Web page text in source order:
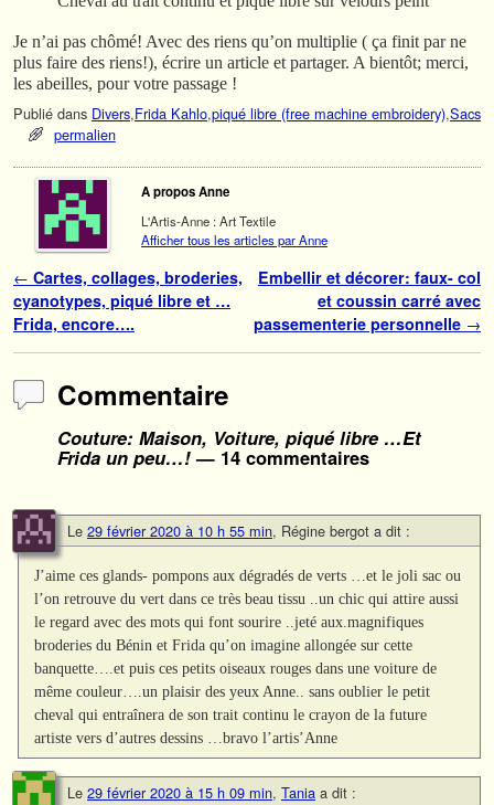
Je n’ai pas chômé! Avec des riens qu’on multiplie ( ça finit par ne
plus faire des riens!), écrire un article et partager. A bientôt; merci,
les abeilles, pour votre passage !
Publié dans Divers,Frida Kahlo,piqué libre (free machine embroidery),Sacs
permalien
A propos Anne
L'Artis-Anne : Art Textile
Afficher tous les articles par Anne
Navigation des articles
← Cartes, collages, broderies,
cyanotypes, piqué libre et …
Frida, encore….
Embellir et décorer: faux- col
et coussin carré avec
passementerie personnelle →
Commentaire
Couture: Maison, Voiture, piqué libre …Et
Frida un peu…!— 14 commentaires
Le 29 février 2020 à 10 h 55 min, Régine bergot a dit :
J’aime ces glands- pompons aux dégradés de verts …et le joli sac ou
l’on retrouve du vert dans ce très beau tissu ..un chic qui attire aussi
le regard avec des mots qui font sourire ..jeté aux.magnifiques
broderies du Bénin et Frida qu’on imagine allongée sur cette
banquette….et puis ces petits oiseaux rouges dans une voiture de
même couleur….un plaisir des yeux Anne.. sans oublier le petit
cheval qui entraînera de son trait continu le crayon de la future
artiste vers d’autres dessins …bravo l’artis’Anne
Le 29 février 2020 à 15 h 09 min, Tania a dit :